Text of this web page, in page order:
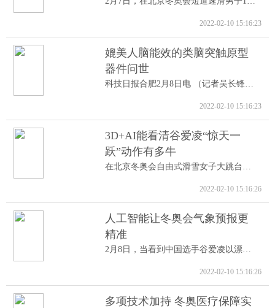
2022-02-10 15:16:23
媲美人脑能效的类脑突触原型
器件问世
2022-02-10 15:16:23
3D+AI能看清谷爱凌“惊天一
跃”动作有多牛
2022-02-10 15:16:26
人工智能让冬奥会气象预报更
精准
2022-02-10 15:16:26
多项技术加持 冬奥医疗保障实